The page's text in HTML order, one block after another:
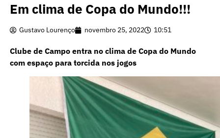
Em clima de Copa do Mundo!!!
Gustavo Lourenço novembro 25, 2022 10:51
Clube de Campo entra no clima de Copa do Mundo
com espaço para torcida nos jogos